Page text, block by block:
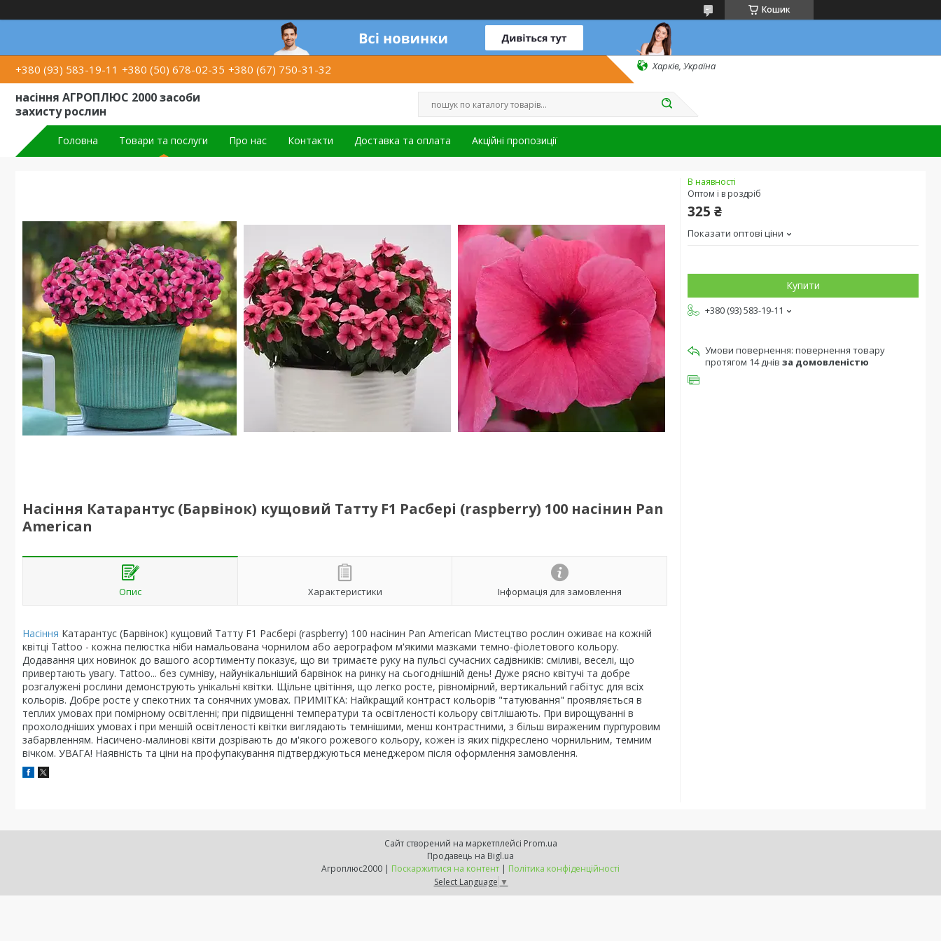
Кошик
+380 (93) 583-19-11 +380 (50) 678-02-35 +380 (67) 750-31-32 Харків, Україна
насіння АГРОПЛЮС 2000 засоби
захисту рослин
Головна Товари та послуги Про нас Контакти Доставка та оплата Акційні пропозиції
Насіння Катарантус (Барвінок) кущовий Татту F1 Расбері (raspberry) 100 насінин Pan
American
Опис Характеристики Інформація для замовлення
Насіння Катарантус (Барвінок) кущовий Татту F1 Расбері (raspberry) 100 насінин Pan American Мистецтво рослин оживає на кожній
квітці Tattoo - кожна пелюстка ніби намальована чорнилом або аерографом м'якими мазками темно-фіолетового кольору.
Додавання цих новинок до вашого асортименту показує, що ви тримаєте руку на пульсі сучасних садівників: сміливі, веселі, що
привертають увагу. Tattoo... без сумніву, найунікальніший барвінок на ринку на сьогоднішній день! Дуже рясно квітучі та добре
розгалужені рослини демонструють унікальні квітки. Щільне цвітіння, що легко росте, рівномірний, вертикальний габітус для всіх
кольорів. Добре росте у спекотних та сонячних умовах. ПРИМІТКА: Найкращий контраст кольорів "татуювання" проявляється в
теплих умовах при помірному освітленні; при підвищенні температури та освітленості кольору світлішають. При вирощуванні в
прохолодніших умовах і при меншій освітленості квітки виглядають темнішими, менш контрастними, з більш вираженим пурпуровим
забарвленням. Насичено-малинові квіти дозрівають до м'якого рожевого кольору, кожен із яких підкреслено чорнильним, темним
вічком. УВАГА! Наявність та ціни на профупакування підтверджуються менеджером після оформлення замовлення.
В наявності
Оптом і в роздріб
325 ₴
Показати оптові ціни
Купити
+380 (93) 583-19-11
повернення товару
протягом 14 днів за домовленістю
Сайт створений на маркетплейсі Prom.ua
Продавець на Bigl.ua
Агроплюс2000 | Поскаржитися на контент | Політика конфіденційності
Select Language ▼